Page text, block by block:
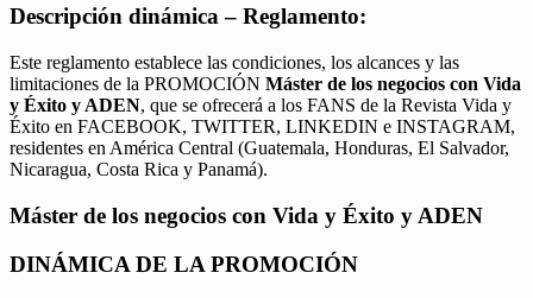
Descripción dinámica – Reglamento:
Este reglamento establece las condiciones, los alcances y las
limitaciones de la PROMOCIÓN Máster de los negocios con Vida
y Éxito y ADEN, que se ofrecerá a los FANS de la Revista Vida y
Éxito en FACEBOOK, TWITTER, LINKEDIN e INSTAGRAM,
residentes en América Central (Guatemala, Honduras, El Salvador,
Nicaragua, Costa Rica y Panamá).
Máster de los negocios con Vida y Éxito y ADEN
DINÁMICA DE LA PROMOCIÓN